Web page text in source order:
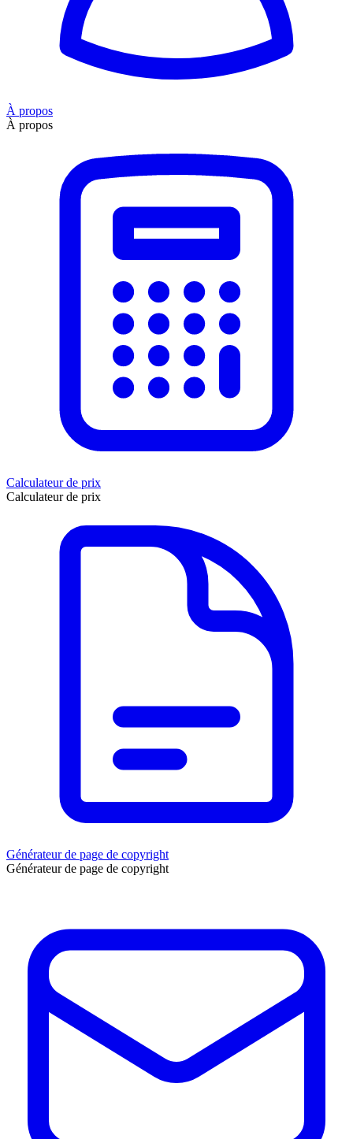
À propos
À propos
Calculateur de prix
Calculateur de prix
Générateur de page de copyright
Générateur de page de copyright